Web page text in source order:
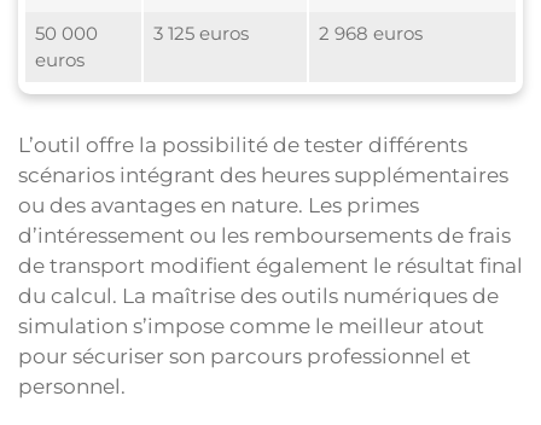
50 000
euros
3 125 euros 2 968 euros
L’outil offre la possibilité de tester différents
scénarios intégrant des heures supplémentaires
ou des avantages en nature. Les primes
d’intéressement ou les remboursements de frais
de transport modifient également le résultat final
du calcul. La maîtrise des outils numériques de
simulation s’impose comme le meilleur atout
pour sécuriser son parcours professionnel et
personnel.